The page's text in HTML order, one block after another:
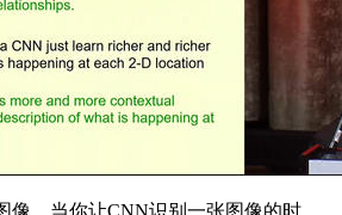
。当你让CNN识别一张图像的时